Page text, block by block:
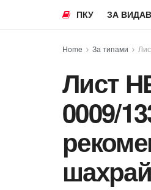
ПКУ ЗА
Home За типами
Лист
0009/